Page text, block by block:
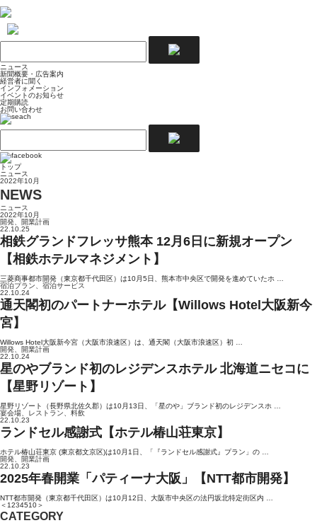
ニュース
新聞概要・広告案内
経営者に聞く
インフォメーション
イベントのお知らせ
定期購読
お問い合わせ
トップ
ニュース
2022年10月
NEWS
ニュース
2022年10月
開発、開業計画
22.10.25
相鉄グランドフレッサ熊本 12月6日に新規オープン
【相鉄ホテルマネジメント】
三菱商事都市開発（東京都千代田区）は10月5日、熊本市中央区で開発を進めていたホ …
宿泊プラン、宿泊サービス
22.10.24
通天閣初のパートナーホテル【Willows Hotel大阪新今
宮】
Willows Hotel大阪新今宮（大阪市浪速区）は、通天閣（大阪市浪速区）初 …
開発、開業計画
22.10.24
星のやブランド初のレジデンスホテル 北海道ニセコに
【星野リゾート】
星野リゾート（長野県北佐久郡）は10月13日、「星のや」ブランド初のレジデンスホ …
宴会場、レストラン、料飲
22.10.23
ランドセル感謝式【ホテル椿山荘東京】
ホテル椿山荘東京 (東京都文京区)は10月1日、「『ランドセル感謝式』プラン」の …
開発、開業計画
22.10.23
2025年春開業「パティーナ大阪」【NTT都市開発】
NTT都市開発（東京都千代田区）は10月12日、大阪市中央区の法円坂北特定街区内 …
＜ 1234510＞
CATEGORY